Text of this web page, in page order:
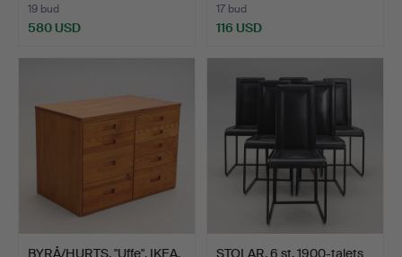
19 bud
580 USD
17 bud
116 USD
BYRÅ/HURTS, "Uffe", IKEA.
STOLAR, 6 st, 1900-talets